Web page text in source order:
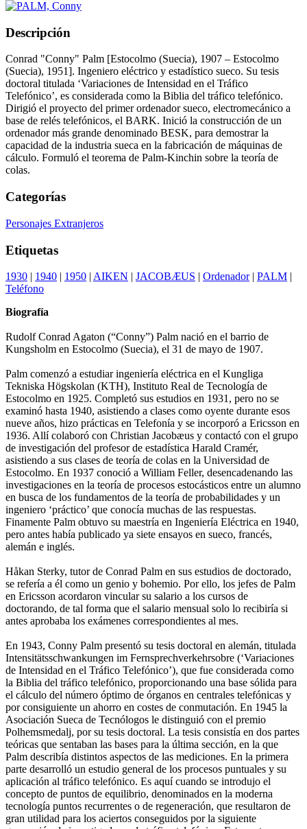
Descripción
Conrad "Conny" Palm [Estocolmo (Suecia), 1907 – Estocolmo
(Suecia), 1951]. Ingeniero eléctrico y estadístico sueco. Su tesis
doctoral titulada ‘Variaciones de Intensidad en el Tráfico
Telefónico’, es considerada como la Biblia del tráfico telefónico.
Dirigió el proyecto del primer ordenador sueco, electromecánico a
base de relés telefónicos, el BARK. Inició la construcción de un
ordenador más grande denominado BESK, para demostrar la
capacidad de la industria sueca en la fabricación de máquinas de
cálculo. Formuló el teorema de Palm-Kinchin sobre la teoría de
colas.
Categorías
Personajes Extranjeros
Etiquetas
1930 | 1940 | 1950 | AIKEN | JACOBÆUS | Ordenador| PALM |
Teléfono
Biografía
Rudolf Conrad Agaton (“Conny”) Palm nació en el barrio de
Kungsholm en Estocolmo (Suecia), el 31 de mayo de 1907.
Palm comenzó a estudiar ingeniería eléctrica en el Kungliga
Tekniska Högskolan (KTH), Instituto Real de Tecnología de
Estocolmo en 1925. Completó sus estudios en 1931, pero no se
examinó hasta 1940, asistiendo a clases como oyente durante esos
nueve años, hizo prácticas en Telefonía y se incorporó a Ericsson en
1936. Allí colaboró con Christian Jacobæus y contactó con el grupo
de investigación del profesor de estadística Harald Cramér,
asistiendo a sus clases de teoría de colas en la Universidad de
Estocolmo. En 1937 conoció a William Feller, desencadenando las
investigaciones en la teoría de procesos estocásticos entre un alumno
en busca de los fundamentos de la teoría de probabilidades y un
ingeniero ‘práctico’ que conocía muchas de las respuestas.
Finamente Palm obtuvo su maestría en Ingeniería Eléctrica en 1940,
pero antes había publicado ya siete ensayos en sueco, francés,
alemán e inglés.
Håkan Sterky, tutor de Conrad Palm en sus estudios de doctorado,
se refería a él como un genio y bohemio. Por ello, los jefes de Palm
en Ericsson acordaron vincular su salario a los cursos de
doctorando, de tal forma que el salario mensual solo lo recibiría si
antes aprobaba los exámenes correspondientes al mes.
En 1943, Conny Palm presentó su tesis doctoral en alemán, titulada
Intensitätsschwankungen im Fernsprechverkehrsobre (‘Variaciones
de Intensidad en el Tráfico Telefónico’), que fue considerada como
la Biblia del tráfico telefónico, proporcionando una base sólida para
el cálculo del número óptimo de órganos en centrales telefónicas y
por consiguiente un ahorro en costes de conmutación. En 1945 la
Asociación Sueca de Tecnólogos le distinguió con el premio
Polhemsmedalj, por su tesis doctoral. La tesis consistía en dos partes
teóricas que sentaban las bases para la última sección, en la que
Palm describía distintos aspectos de las mediciones. En la primera
parte desarrolló un estudio general de los procesos puntuales y su
aplicación al tráfico telefónico. Es aquí cuando se introdujo el
concepto de puntos de equilibrio, denominados en la moderna
tecnología puntos recurrentes o de regeneración, que resultaron de
gran utilidad para los aciertos conseguidos por la siguiente